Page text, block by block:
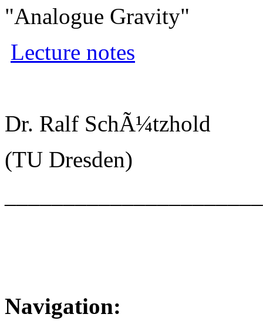
"Analogue Gravity"
Lecture notes
Dr. Ralf SchÃ¼tzhold
(TU Dresden)
Navigation: